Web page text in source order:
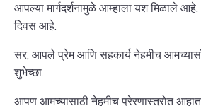
आपल्या मार्गदर्शनामुळे आम्हाला यश मिळाले
दिवस आहे.
सर, आपले प्रेम आणि सहकार्य नेहमीच
शुभेच्छा.
आपण आमच्यासाठी नेहमीच प्रेरणास्त्रोत